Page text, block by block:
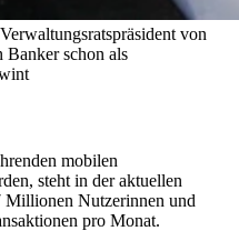
von
schon als
mobilen
steht in der aktuellen
Millionen Nutzerinnen und
pro Monat.